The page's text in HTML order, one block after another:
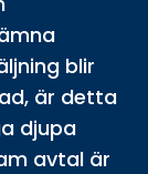
blir
är detta
djupa
avtal är